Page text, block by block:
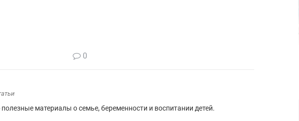
0
материалы о семье, беременности и воспитании детей.